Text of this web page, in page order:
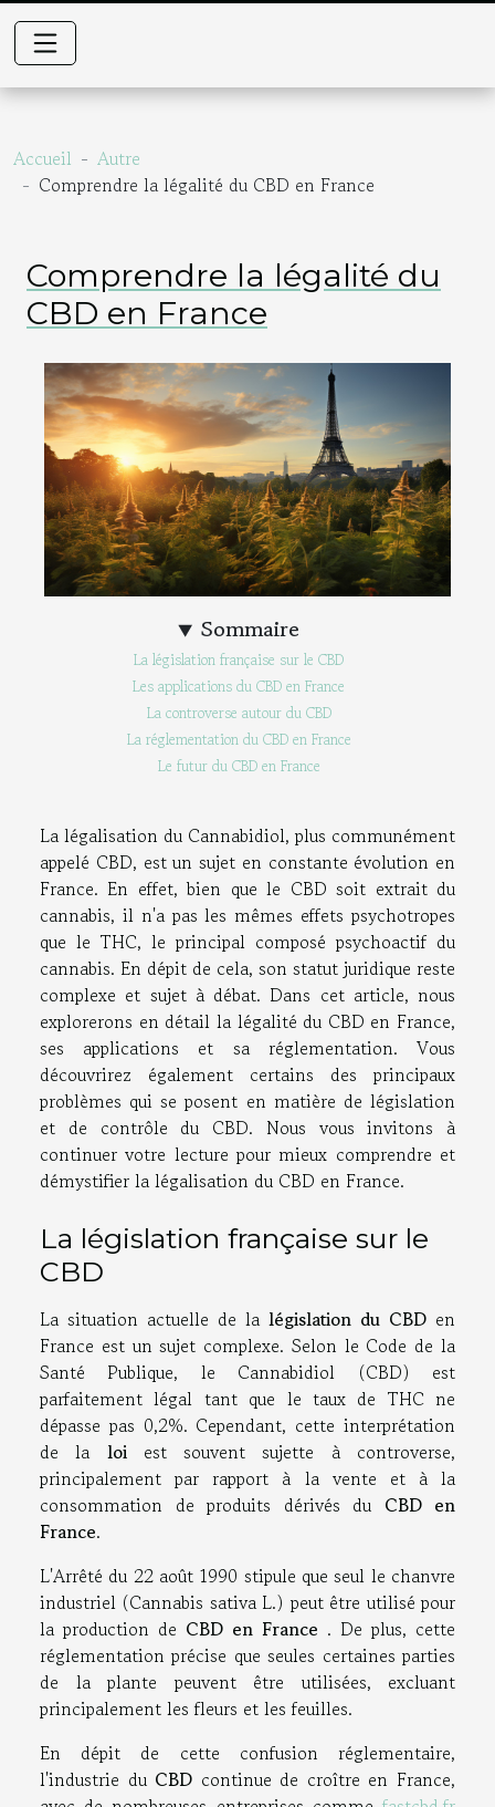
Accueil
Autre
Comprendre la légalité du CBD en France
Comprendre la légalité du
CBD en France
Sommaire
La législation française sur le CBD
Les applications du CBD en France
La controverse autour du CBD
La réglementation du CBD en France
Le futur du CBD en France
La légalisation du Cannabidiol, plus communément
appelé CBD, est un sujet en constante évolution en
France. En effet, bien que le CBD soit extrait du
cannabis, il n'a pas les mêmes effets psychotropes
que le THC, le principal composé psychoactif du
cannabis. En dépit de cela, son statut juridique reste
complexe et sujet à débat. Dans cet article, nous
explorerons en détail la légalité du CBD en France,
ses applications et sa réglementation. Vous
découvrirez également certains des principaux
problèmes qui se posent en matière de législation
et de contrôle du CBD. Nous vous invitons à
continuer votre lecture pour mieux comprendre et
démystifier la légalisation du CBD en France.
La législation française sur le
CBD
La situation actuelle de la législation du CBD en
France est un sujet complexe. Selon le Code de la
Santé Publique, le Cannabidiol (CBD) est
parfaitement légal tant que le taux de THC ne
dépasse pas 0,2%. Cependant, cette interprétation
de la loiest souvent sujette à controverse,
principalement par rapport à la vente et à la
consommation de produits dérivés du CBD en
France.
L'Arrêté du 22 août 1990 stipule que seul le chanvre
industriel (Cannabis sativa L.) peut être utilisé pour
la production de CBD en France . De plus, cette
réglementation précise que seules certaines parties
de la plante peuvent être utilisées, excluant
principalement les fleurs et les feuilles.
En dépit de cette confusion réglementaire,
l'industrie du CBD continue de croître en France,